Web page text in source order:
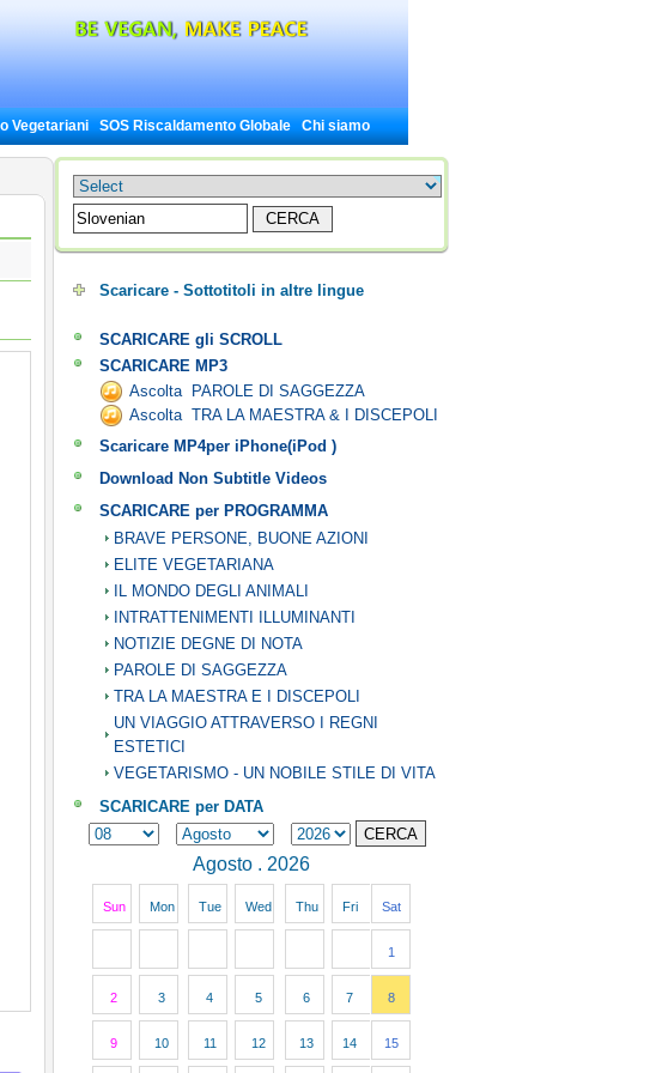
Vegetariani SOS Riscaldamento Globale Chi siamo
Scaricare - Sottotitoli in altre lingue
SCARICARE gli SCROLL
SCARICARE MP3
Ascolta PAROLE DI SAGGEZZA
Ascolta TRA LA MAESTRA & I DISCEPOLI
Scaricare MP4per iPhone(iPod )
Download Non Subtitle Videos
SCARICARE per PROGRAMMA
BRAVE PERSONE, BUONE AZIONI
ELITE VEGETARIANA
IL MONDO DEGLI ANIMALI
INTRATTENIMENTI ILLUMINANTI
NOTIZIE DEGNE DI NOTA
PAROLE DI SAGGEZZA
TRA LA MAESTRA E I DISCEPOLI
UN VIAGGIO ATTRAVERSO I REGNI
ESTETICI
VEGETARISMO - UN NOBILE STILE DI VITA
SCARICARE per DATA
Agosto . 2026
Sun Mon Tue Wed Thu Fri Sat
1
2 3 4 5 6 7 8
9 10 11 12 13 14 15